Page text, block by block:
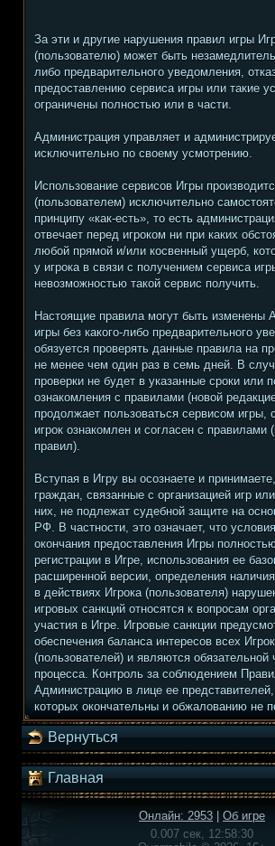
За эти и другие нарушения правил игры
(пользователю) может быть
либо предварительного уведомления,
предоставлению сервиса игры или такие
ограничены полностью или в части.
Администрация управляет и
исключительно по своему усмотрению.
Использование сервисов Игры
(пользователем) исключительно
принципу «как-есть», то есть
отвечает перед игроком ни при каких
любой прямой и/или косвенный ущерб,
у игрока в связи с получением сервиса
невозможностью такой сервис получить.
Настоящие правила могут быть изменены
игры без какого-либо предварительного
обязуется проверять данные правила на
не менее чем один раз в семь дней. В
проверки не будет в указанные сроки или
ознакомления с правилами (новой
продолжает пользоваться сервисом игры,
игрок ознакомлен и согласен с правилами
правил).
Вступая в Игру вы осознаете и
граждан, связанные с организацией игр
них, не подлежат судебной защите на
РФ. В частности, это означает, что
окончания предоставления Игры
регистрации в Игре, использования ее
расширенной версии, определения
в действиях Игрока (пользователя)
игровых санкций относятся к вопросам
участия в Игре. Игровые санкции
обеспечения баланса интересов всех
(пользователей) и являются обязательной
процесса. Контроль за соблюдением
Администрацию в лице ее
которых окончательны и обжалованию не
Вернуться
Главная
Онлайн: 2953
Об игре
0.007 сек, 12:58:30